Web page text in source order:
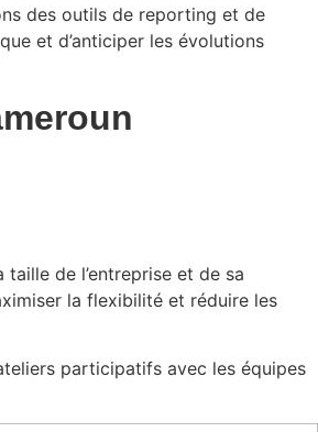
des outils de reporting et de
et d’anticiper les évolutions
de l’entreprise et de sa
la flexibilité et réduire les
participatifs avec les équipes